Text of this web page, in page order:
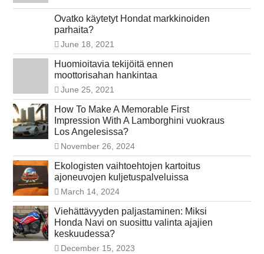
Ovatko käytetyt Hondat markkinoiden
parhaita?
June 18, 2021
Huomioitavia tekijöitä ennen
moottorisahan hankintaa
June 25, 2021
How To Make A Memorable First
Impression With A Lamborghini vuokraus
Los Angelesissa?
November 26, 2024
Ekologisten vaihtoehtojen kartoitus
ajoneuvojen kuljetuspalveluissa
March 14, 2024
Viehättävyyden paljastaminen: Miksi
Honda Navi on suosittu valinta ajajien
keskuudessa?
December 15, 2023